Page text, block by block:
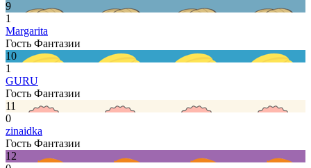
9
1
Margarita
Гость Фантазии
10
1
GURU
Гость Фантазии
11
0
zinaidka
Гость Фантазии
12